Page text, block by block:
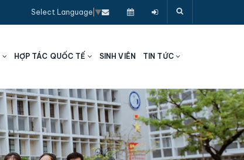
Select Language ▼
HỢP TÁC QUỐC TẾ SINH VIÊN TIN TỨC